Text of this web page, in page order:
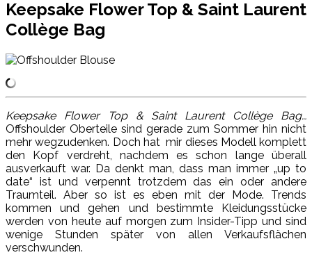
Keepsake Flower Top & Saint Laurent
Collège Bag
Keepsake Flower Top & Saint Laurent Collège Bag…
Offshoulder Oberteile sind gerade zum Sommer hin nicht
mehr wegzudenken. Doch hat mir dieses Modell komplett
den Kopf verdreht, nachdem es schon lange überall
ausverkauft war. Da denkt man, dass man immer „up to
date“ ist und verpennt trotzdem das ein oder andere
Traumteil. Aber so ist es eben mit der Mode. Trends
kommen und gehen und bestimmte Kleidungsstücke
werden von heute auf morgen zum Insider-Tipp und sind
wenige Stunden später von allen Verkaufsflächen
verschwunden.